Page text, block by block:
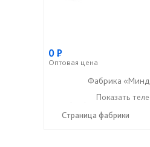
0Р
Оптовая цена
Фабрика
+7 (927) 630-62-82 ☎
Показать
Страница фабрики